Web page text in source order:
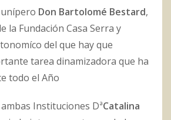
Don Bartolomé Bestard,
la Fundación Casa Serra y
del que hay que
tarea dinamizadora que ha
todo el Año
Instituciones DªCatalina